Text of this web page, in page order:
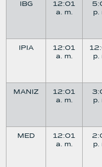
IBG
12:01
a. m.
p.
IPIA
12:01
a. m.
p.
MANIZ
12:01
a. m.
p.
MED
12:01
a. m.
p.